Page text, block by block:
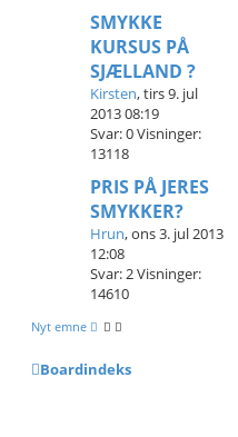
SMYKKE
KURSUS PÅ
SJÆLLAND ?
Kirsten,tirs 9. jul
2013 08:19
Svar:0Visninger:
13118
PRIS PÅ JERES
SMYKKER?
Hrun,ons 3. jul 2013
12:08
Svar:2Visninger:
14610
Nyt emne
Boardindeks